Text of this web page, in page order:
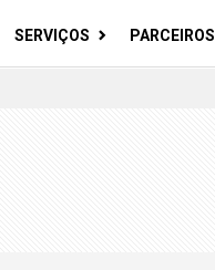
SERVIÇOS PARCEIROS
à terceira idade